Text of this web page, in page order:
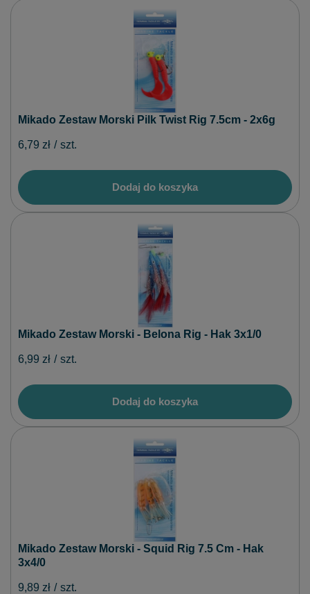
Mikado Zestaw Morski Pilk Twist Rig 7.5cm - 2x6g
6,79 zł / szt.
Dodaj do koszyka
Mikado Zestaw Morski - Belona Rig - Hak 3x1/0
6,99 zł / szt.
Dodaj do koszyka
Mikado Zestaw Morski - Squid Rig 7.5 Cm - Hak
3x4/0
9,89 zł / szt.